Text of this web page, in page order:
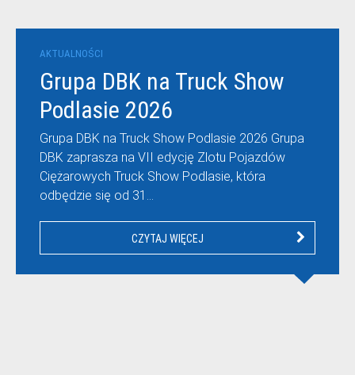
AKTUALNOŚCI
Grupa DBK na Truck Show
Podlasie 2026
Grupa DBK na Truck Show Podlasie 2026 Grupa
DBK zaprasza na VII edycję Zlotu Pojazdów
Ciężarowych Truck Show Podlasie, która
odbędzie się od 31…
CZYTAJ WIĘCEJ